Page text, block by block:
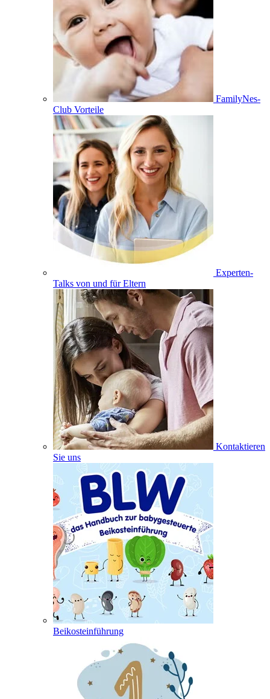
FamilyNes-
Club Vorteile
Experten-
Talks von und für Eltern
Kontaktieren
Sie uns
Beikosteinführung